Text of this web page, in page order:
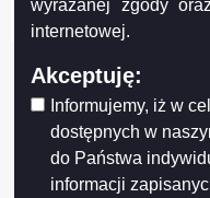
wyrażanej zgody
internetowej.
Akceptuję:
Informujemy, iż w
dostępnych w
do Państwa
informacji